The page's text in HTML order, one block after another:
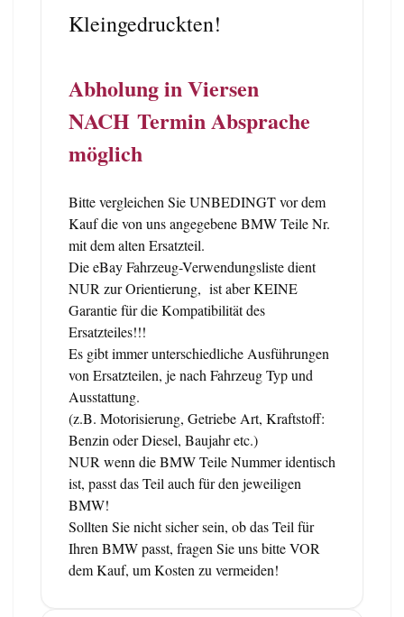
Kleingedruckten!
Abholung in Viersen
NACH Termin Absprache
möglich
Bitte vergleichen Sie UNBEDINGT vor dem
Kauf die von uns angegebene BMW Teile Nr.
mit dem alten Ersatzteil.
Die eBay Fahrzeug-Verwendungsliste dient
NUR zur Orientierung, ist aber KEINE
Garantie für die Kompatibilität des
Ersatzteiles!!!
Es gibt immer unterschiedliche Ausführungen
von Ersatzteilen, je nach Fahrzeug Typ und
Ausstattung.
(z.B. Motorisierung, Getriebe Art, Kraftstoff:
Benzin oder Diesel, Baujahr etc.)
NUR wenn die BMW Teile Nummer identisch
ist, passt das Teil auch für den jeweiligen
BMW!
Sollten Sie nicht sicher sein, ob das Teil für
Ihren BMW passt, fragen Sie uns bitte VOR
dem Kauf, um Kosten zu vermeiden!